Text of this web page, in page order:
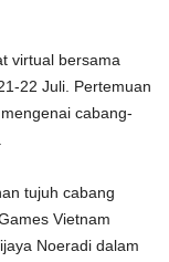
virtual bersama
22 Juli. Pertemuan
cabang-
tujuh cabang
Vietnam
Noeradi dalam